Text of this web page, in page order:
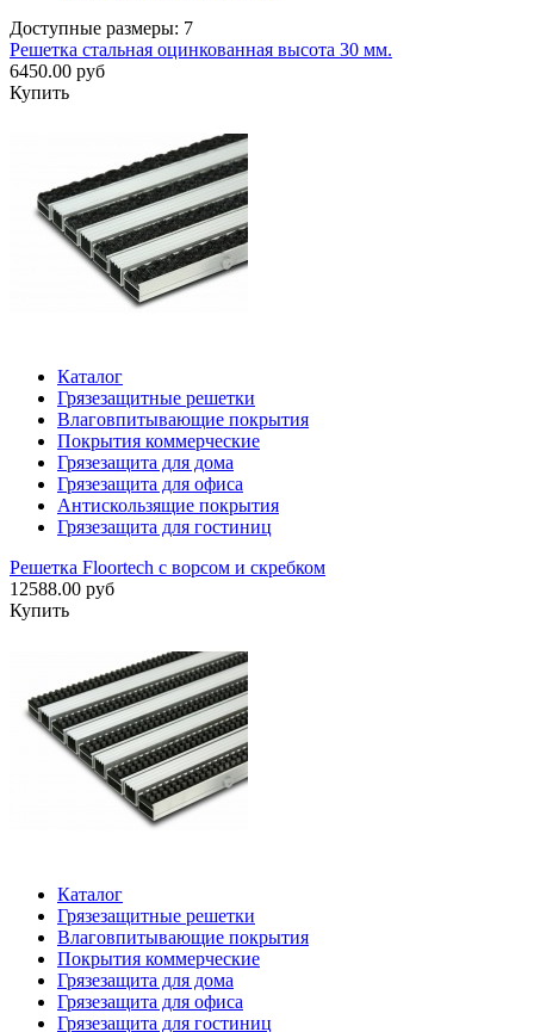
Доступные размеры: 7
Решетка стальная оцинкованная высота 30 мм.
6450.00 руб
Купить
Каталог
Грязезащитные решетки
Влаговпитывающие покрытия
Покрытия коммерческие
Грязезащита для дома
Грязезащита для офиса
Антискользящие покрытия
Грязезащита для гостиниц
Решетка Floortech с ворсом и скребком
12588.00 руб
Купить
Каталог
Грязезащитные решетки
Влаговпитывающие покрытия
Покрытия коммерческие
Грязезащита для дома
Грязезащита для офиса
Грязезащита для гостиниц